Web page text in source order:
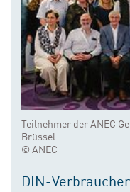
Teilnehmer der ANEC
Brüssel
© ANEC
DIN-